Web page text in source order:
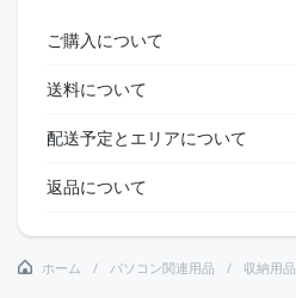
ご購入について
送料について
配送予定とエリアについて
返品について
ホーム パソコン関連用品 収納用品